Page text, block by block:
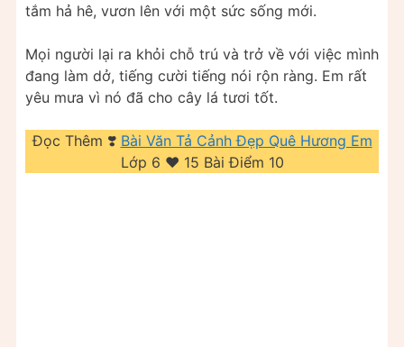
tắm hả hê, vươn lên với một sức sống mới.
Mọi người lại ra khỏi chỗ trú và trở về với việc mình
đang làm dở, tiếng cười tiếng nói rộn ràng. Em rất
yêu mưa vì nó đã cho cây lá tươi tốt.
Đọc Thêm ❣️ Bài Văn Tả Cảnh Đẹp Quê Hương Em
Lớp 6 ❤️️ 15 Bài Điểm 10